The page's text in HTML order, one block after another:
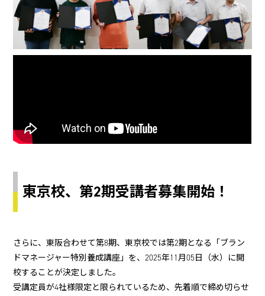
東京校、第2期受講者募集開始！
さらに、東阪合わせて第8期、東京校では第2期となる「ブラン
ドマネージャー特別養成講座」を、2025年11月05日（水）に開
校することが決定しました。
受講定員が4社様限定と限られているため、先着順で締め切らせ